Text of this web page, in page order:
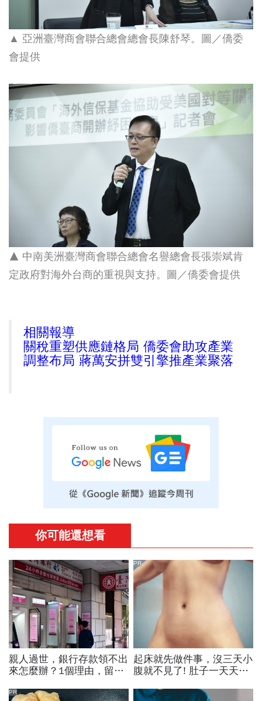
▲ 亞洲臺灣商會聯合總會總會長陳舒琴。圖／僑委
會提供
▲ 中南美洲臺灣商會聯合總會名譽總會長張崇斌肯
定政府對海外台商的重視與支持。圖／僑委會提供
相關報導
關稅重塑供應鏈格局 僑委會助攻產業
調整布局 蔣萬安拼雙引擎推產業聚落